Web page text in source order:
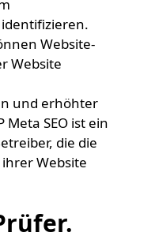
Website-
Website
und erhöhter
SEO ist ein
die die
Website